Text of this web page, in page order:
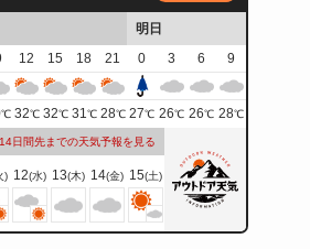
明日
12 15 18 21 0 3 6
9
℃ 32℃ 32℃ 31℃ 28℃ 27℃ 26℃ 26℃ 28℃
14日間先までの天気予報を見る
) 12(水) 13(木) 14(金) 15(土)